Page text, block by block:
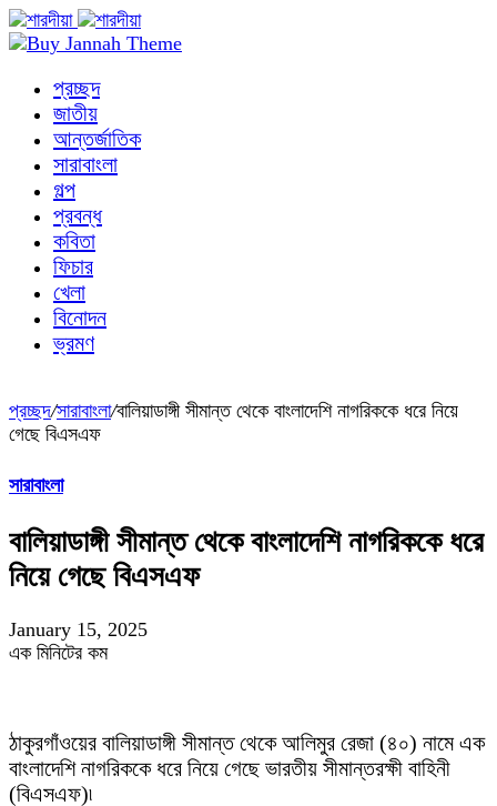
প্রচ্ছদ
জাতীয়
আন্তর্জাতিক
সারাবাংলা
গল্প
প্রবন্ধ
কবিতা
ফিচার
খেলা
বিনোদন
ভ্রমণ
প্রচ্ছদ/সারাবাংলা/বালিয়াডাঙ্গী সীমান্ত থেকে বাংলাদেশি নাগরিককে ধরে নিয়ে
গেছে বিএসএফ
সারাবাংলা
বালিয়াডাঙ্গী সীমান্ত থেকে বাংলাদেশি নাগরিককে ধরে
নিয়ে গেছে বিএসএফ
January 15, 2025
এক মিনিটের কম
ঠাকুরগাঁওয়ের বালিয়াডাঙ্গী সীমান্ত থেকে আলিমুর রেজা (৪০) নামে এক
বাংলাদেশি নাগরিককে ধরে নিয়ে গেছে ভারতীয় সীমান্তরক্ষী বাহিনী
(বিএসএফ)৷